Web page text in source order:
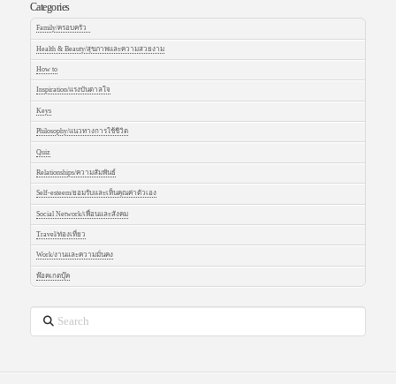
Categories
Family/ครอบครัว
Health & Beauty/สุขภาพและความสวยงาม
How to
Inspiration/แรงบันดาลใจ
Keys
Philosophy/แนวทางการใช้ชีวิต
Quiz
Relationships/ความสัมพันธ์
Self-esteem/ยอมรับและเห็นคุณค่าตัวเอง
Social Network/เพื่อนและสังคม
Travel/ท่องเที่ยว
Work/งานและความมั่นคง
พ๊อคเกตบุ๊ค